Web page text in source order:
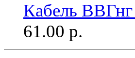
Кабель
61.00 р.